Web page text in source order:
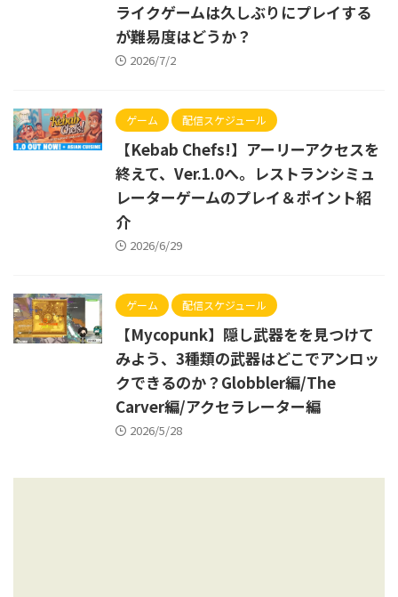
ライクゲームは久しぶりにプレイする
が難易度はどうか？
2026/7/2
ゲーム 配信スケジュール
【Kebab Chefs!】アーリーアクセスを
終えて、Ver.1.0へ。レストランシミュ
レーターゲームのプレイ＆ポイント紹
介
2026/6/29
ゲーム 配信スケジュール
【Mycopunk】隠し武器をを見つけて
みよう、3種類の武器はどこでアンロッ
クできるのか？Globbler編/The
Carver編/アクセラレーター編
2026/5/28